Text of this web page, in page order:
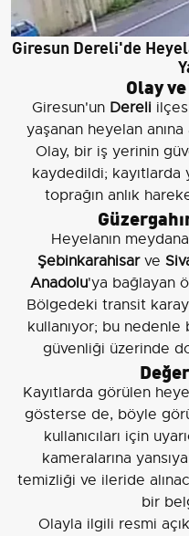
Giresun Dereli'de
Olay
Giresun'un Dereli
yaşanan heyelan
Olay, bir iş yerinin
kaydedildi;
toprağın anlık
Heyelanın
Şebinkarahisarve
Anadolu'ya bağlayan
Bölgedeki transit
kullanıyor; bu nedenle
güvenliği üzerinde
Kayıtlarda görülen
gösterse de, böyle
kullanıcıları için
kameralarına
temizliği ve ileride
bir
Olayla ilgili resmi